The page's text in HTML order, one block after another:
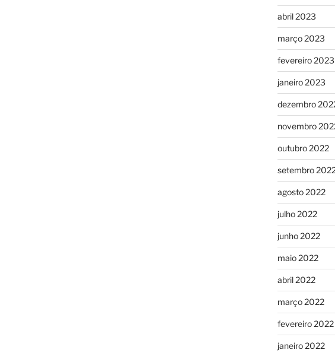
abril 2023
março 2023
fevereiro 2023
janeiro 2023
dezembro
novembro
outubro 2022
setembro
agosto 2022
julho 2022
junho 2022
maio 2022
abril 2022
março 2022
fevereiro 2022
janeiro 2022